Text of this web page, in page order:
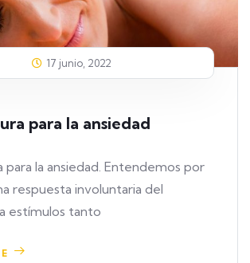
17 junio, 2022
para la ansiedad
para la ansiedad. Entendemos por
respuesta involuntaria del
estímulos tanto